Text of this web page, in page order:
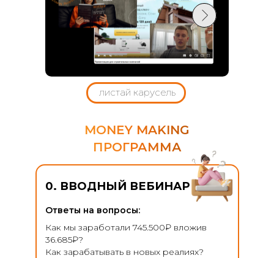
листай карусель
0. ВВОДНЫЙ ВЕБИНАР
Как мы заработали 745.500₽ вложив
36.685₽?
Как зарабатывать в новых реалиях?
Ответы на вопросы:
MONEY MAKING
ПРОГРАММА